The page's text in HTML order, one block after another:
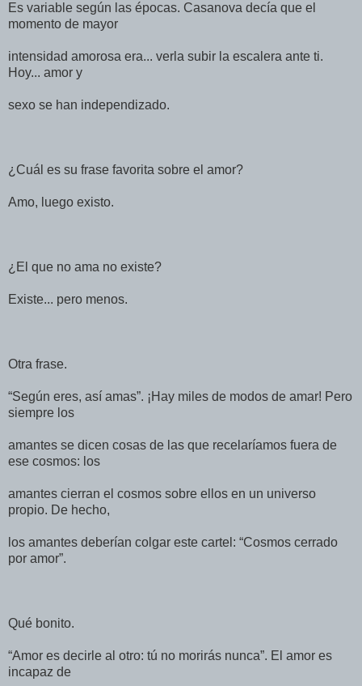
Es variable según las épocas. Casanova decía que el
momento de mayor
intensidad amorosa era... verla subir la escalera ante ti.
Hoy... amor y
sexo se han independizado.
¿Cuál es su frase favorita sobre el amor?
Amo, luego existo.
¿El que no ama no existe?
Existe... pero menos.
Otra frase.
“Según eres, así amas”. ¡Hay miles de modos de amar! Pero
siempre los
amantes se dicen cosas de las que recelaríamos fuera de
ese cosmos: los
amantes cierran el cosmos sobre ellos en un universo
propio. De hecho,
los amantes deberían colgar este cartel: “Cosmos cerrado
por amor”.
Qué bonito.
“Amor es decirle al otro: tú no morirás nunca”. El amor es
incapaz de